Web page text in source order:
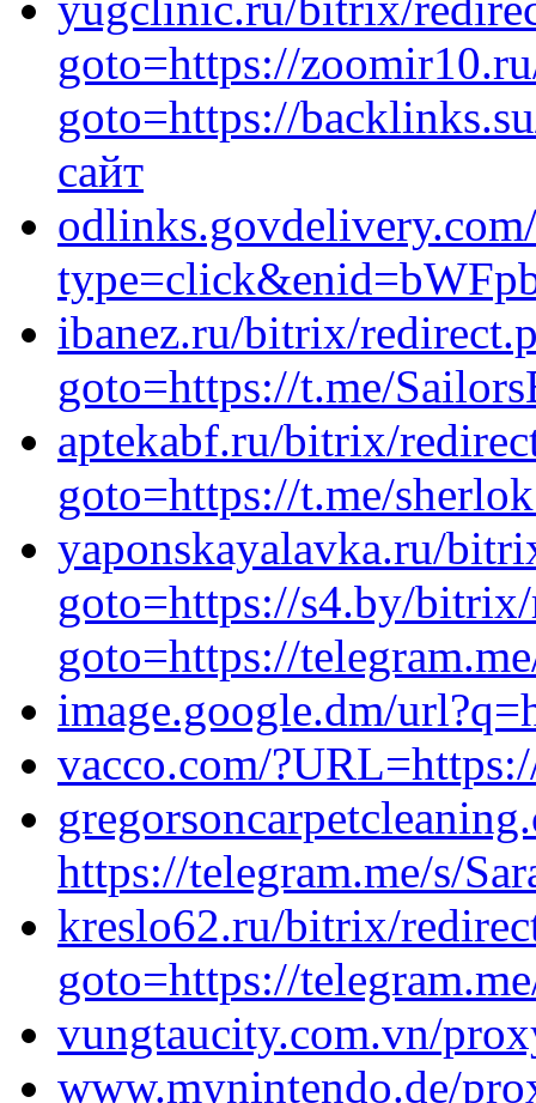
goto=https://
goto=https://
сайт
ibanez.ru/bitrix/
goto=https://t.me/
aptekabf.ru/bitrix/
goto=https://t.me/
yaponskayalavka.ru/
goto=https://s4.by/
goto=https://
image.google.dm/
vacco.com/
https://telegram.me/s/
kreslo62.ru/bitrix/
goto=https://
vungtaucity.com.vn/
www.mynintendo.de/